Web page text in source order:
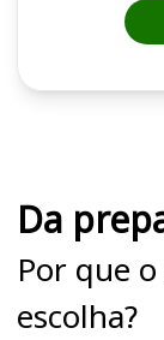
Da
Por que
escolha?